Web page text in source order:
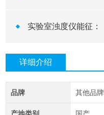
实验室浊度仪能征：
详细介绍
品牌 其他品牌